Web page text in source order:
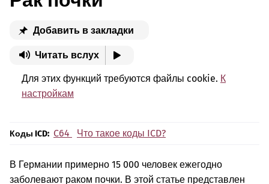
Добавить в закладки
Читать вслух
Для этих функций требуются файлы cookie. К
настройкам
Коды ICD: C64 Что такое коды ICD?
В Германии примерно 15 000 человек ежегодно
заболевают раком почки. В этой статье представлен